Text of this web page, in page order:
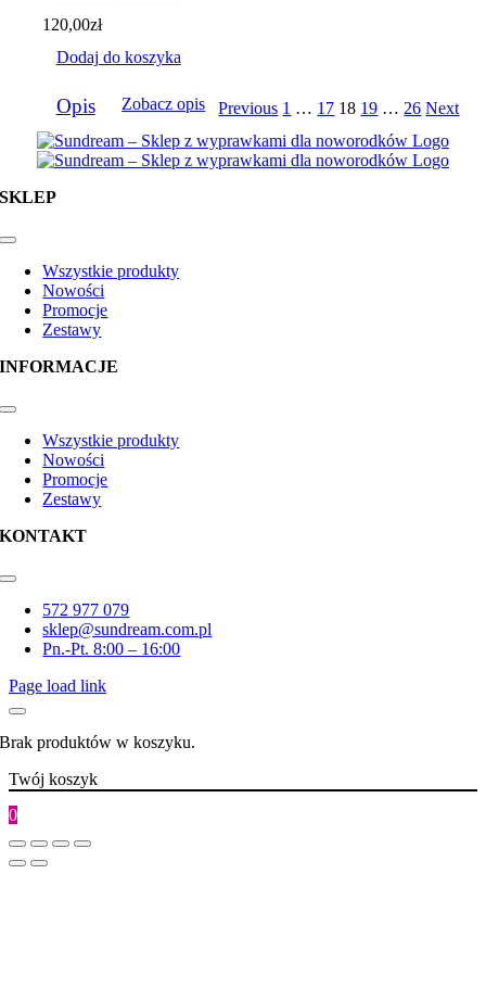
120,00zł
Dodaj do koszyka
Opis Zobacz opis Previous 1 … 17 18 19 … 26 Next
SKLEP
Toggle
NavigationWszystkie produkty
Nowości
Promocje
Zestawy
INFORMACJE
Toggle
NavigationWszystkie produkty
Nowości
Promocje
Zestawy
KONTAKT
Toggle
Navigation572 977 079
sklep@sundream.com.pl
Pn.-Pt. 8:00 – 16:00
Page load link
Brak produktów w koszyku.
Twój koszyk
0